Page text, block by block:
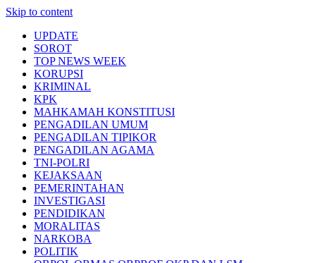
Skip to content
UPDATE
SOROT
TOP NEWS WEEK
KORUPSI
KRIMINAL
KPK
MAHKAMAH KONSTITUSI
PENGADILAN UMUM
PENGADILAN TIPIKOR
PENGADILAN AGAMA
TNI-POLRI
KEJAKSAAN
PEMERINTAHAN
INVESTIGASI
PENDIDIKAN
MORALITAS
NARKOBA
POLITIK